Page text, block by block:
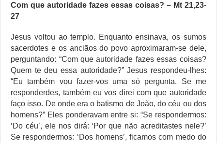
Com que autoridade fazes essas coisas? – Mt 21,23-
27
Jesus voltou ao templo. Enquanto ensinava, os sumos
sacerdotes e os anciãos do povo aproximaram-se dele,
perguntando: “Com que autoridade fazes essas coisas?
Quem te deu essa autoridade?” Jesus respondeu-lhes:
“Eu também vou fazer-vos uma só pergunta. Se me
responderdes, também eu vos direi com que autoridade
faço isso. De onde era o batismo de João, do céu ou dos
homens?” Eles ponderavam entre si: “Se respondermos:
‘Do céu’, ele nos dirá: ‘Por que não acreditastes nele?’
Se respondermos: ‘Dos homens’, ficamos com medo do